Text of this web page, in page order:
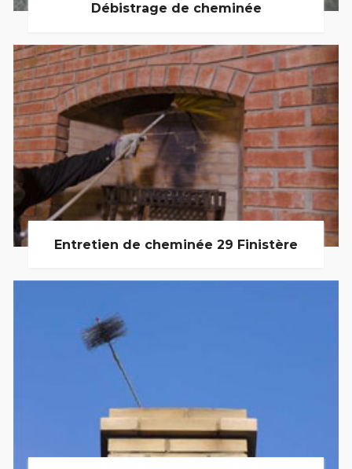
Débistrage de cheminée
Entretien de cheminée 29 Finistère